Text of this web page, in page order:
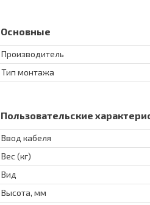
Основные
Производитель
Тип монтажа
Пользовательские
Ввод кабеля
Вес (кг)
Вид
Высота, мм